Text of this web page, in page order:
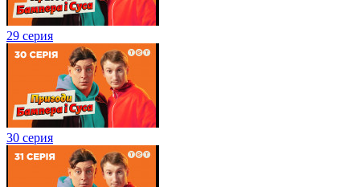
29 серия
30 серия